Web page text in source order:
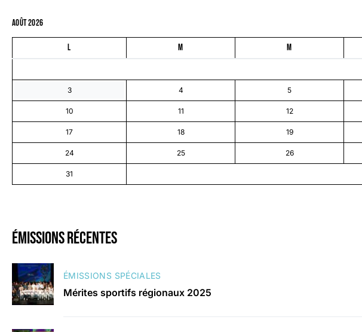
août 2026
L M M
3 4 5
10 11 12
17 18 19
24 25 26
31
émissions récentes
ÉMISSIONS SPÉCIALES
Mérites sportifs régionaux 2025